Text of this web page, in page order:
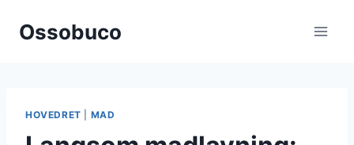
Ossobuco
HOVEDRET MAD